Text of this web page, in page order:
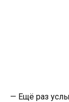
— Ещё раз